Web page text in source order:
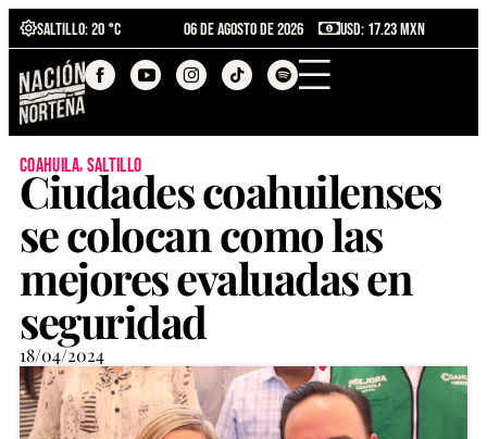
Saltillo: 20 °C 06 de agosto de 2026 USD: 17.23 MXN
coahuila,saltillo
Ciudades coahuilenses
se colocan como las
mejores evaluadas en
seguridad
18/04/2024